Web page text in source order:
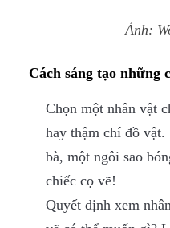
Ảnh:
Cách sáng tạo những
Chọn một nhân vật
hay thậm chí đồ
bà, một ngôi sao
chiếc cọ vẽ!
Quyết định xem